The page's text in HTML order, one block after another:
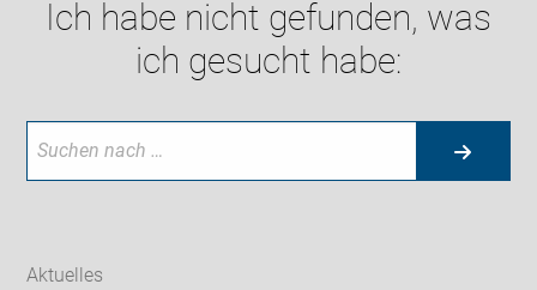
Ich habe nicht gefunden, was
ich gesucht habe:
Aktuelles